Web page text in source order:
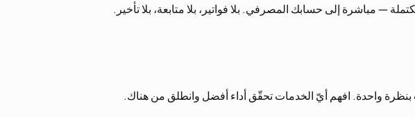
بنظرة واحدة. افهم أيّ الخدمات تحقّق أداء أفضل وانطلق من هناك.